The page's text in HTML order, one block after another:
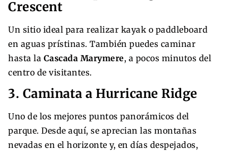
Crescent
Un sitio ideal para realizar kayak o paddleboard
en aguas prístinas. También puedes caminar
hasta la Cascada Marymere, a pocos minutos del
centro de visitantes.
3. Caminata a Hurricane Ridge
Uno de los mejores puntos panorámicos del
parque. Desde aquí, se aprecian las montañas
nevadas en el horizonte y, en días despejados,